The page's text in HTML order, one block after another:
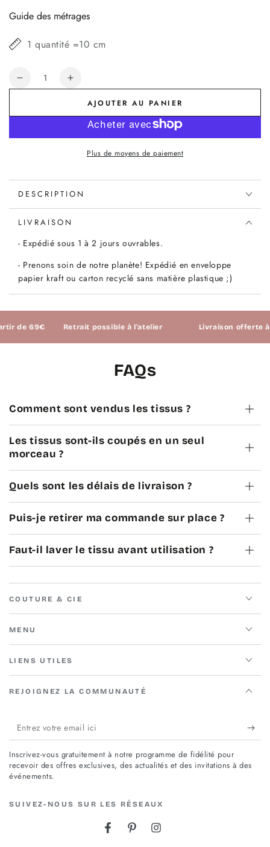
Guide des métrages
1 quantité =10 cm
Quantité
Réduire
bleu
gris
Augmenter
quantité
bleu
gris
AJOUTER AU PANIER
Plus de moyens de paiement
DESCRIPTION
LIVRAISON
- Expédié sous 1 à 2 jours ouvrables.
- Prenons soin de notre planète! Expédié en enveloppe
papier kraft ou carton recyclé sans matière plastique ;)
69€ Retrait possible à l'atelier Livraison offerte à
FAQs
Comment sont vendus les tissus ?
Les tissus sont-ils coupés en un seul
morceau ?
Quels sont les délais de livraison ?
Puis-je retirer ma commande sur place ?
Faut-il laver le tissu avant utilisation ?
COUTURE & CIE
MENU
LIENS UTILES
REJOIGNEZ LA COMMUNAUTÉ
Entrez
votre
email
ici
Inscrivez-vous gratuitement à notre programme de fidélité pour
recevoir des offres exclusives, des actualités et des invitations à des
événements.
SUIVEZ-NOUS SUR LES RÉSEAUX
FacebookPinterestInstagram